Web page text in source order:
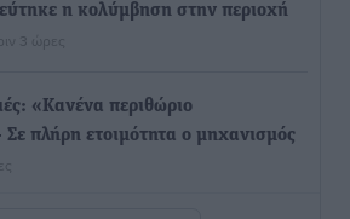
η κολύμβηση στην περιοχή
3 ώρες
«Κανένα περιθώριο
πλήρη ετοιμότητα ο μηχανισμός